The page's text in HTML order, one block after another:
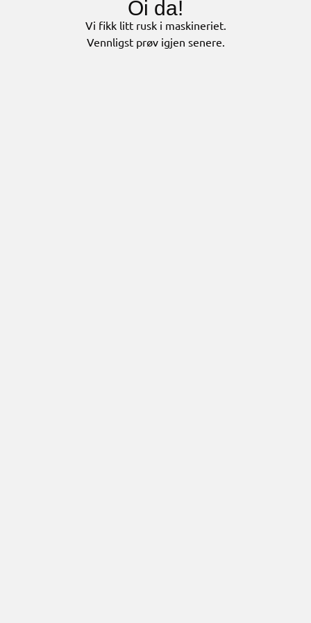
Oi da!
Vi fikk litt rusk i maskineriet.
Vennligst prøv igjen senere.